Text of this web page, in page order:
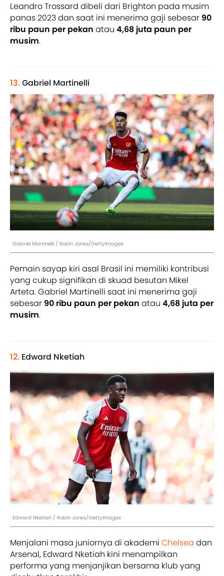
Leandro Trossard dibeli dari Brighton pada musim
panas 2023 dan saat ini menerima gaji sebesar 90
ribu paun per pekan atau 4,68 juta paun per
musim.
13. Gabriel Martinelli
Gabriel Martinelli / Robin Jones/GettyImages
Pemain sayap kiri asal Brasil ini memiliki kontribusi
yang cukup signifikan di skuad besutan Mikel
Arteta. Gabriel Martinelli saat ini menerima gaji
sebesar 90 ribu paun per pekan atau 4,68 juta per
musim.
12. Edward Nketiah
Edward Nketiah / Robin Jones/GettyImages
Menjalani masa juniornya di akademi Chelsea dan
Arsenal, Edward Nketiah kini menampilkan
performa yang menjanjikan bersama klub yang